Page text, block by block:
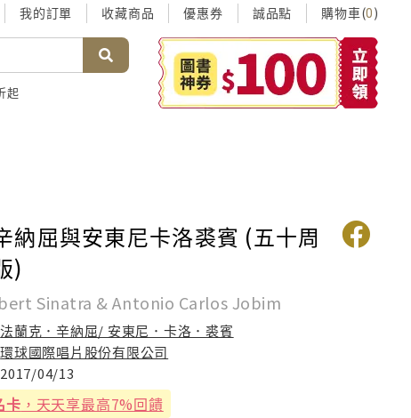
我的訂單 收藏商品 優惠券 誠品點 購物車(0)
起
納屈與安東尼卡洛裘賓 (五十周
)
Sinatra & Antonio Carlos Jobim
法蘭克．辛納屈/ 安東尼．卡洛．裘賓
環球國際唱片股份有限公司
2017/04/13
卡 ，天天享最高7%回饋